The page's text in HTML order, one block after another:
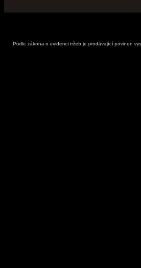
Podle zákona o evidenci tržeb je prodávající povinen